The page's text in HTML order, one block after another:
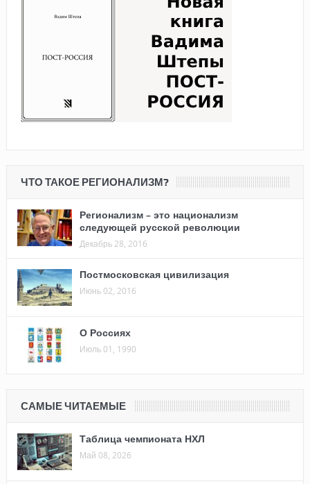
ЧТО ТАКОЕ РЕГИОНАЛИЗМ?
Регионализм – это национализм
следующей русской революции
Декабрь 28, 2016
Постмосковская цивилизация
Июнь 02, 2016
О Россиях
Июль 01, 1990
САМЫЕ ЧИТАЕМЫЕ
Таблица чемпионата НХЛ
Май 08, 2026